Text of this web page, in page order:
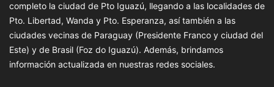
completo la ciudad de Pto Iguazú, llegando a las localidades de
Pto. Libertad, Wanda y Pto. Esperanza, así también a las
ciudades vecinas de Paraguay (Presidente Franco y ciudad del
Este) y de Brasil (Foz do Iguazú). Además, brindamos
información actualizada en nuestras redes sociales.